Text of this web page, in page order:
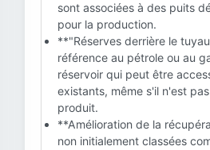
sont associées à des puits
pour la production.
**"Réserves derrière le
référence au pétrole ou au
réservoir qui peut être
existants, même s'il n'est
produit.
**Amélioration de la
non initialement classées